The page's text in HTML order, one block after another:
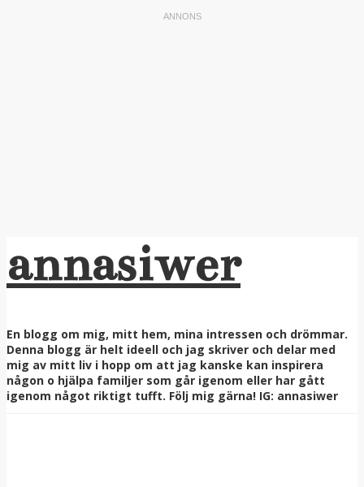
annasiwer
En blogg om mig, mitt hem, mina intressen och drömmar.
Denna blogg är helt ideell och jag skriver och delar med
mig av mitt liv i hopp om att jag kanske kan inspirera
någon o hjälpa familjer som går igenom eller har gått
igenom något riktigt tufft. Följ mig gärna! IG: annasiwer